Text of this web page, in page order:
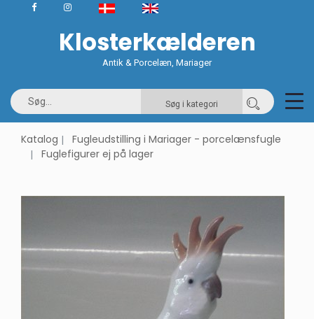
Klosterkælderen
Antik & Porcelæn, Mariager
Søg i kategori
Katalog
Fugleudstilling i Mariager - porcelænsfugle
Fuglefigurer ej på lager